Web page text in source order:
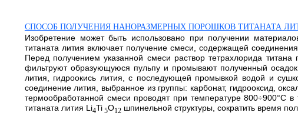
СПОСОБ ПОЛУЧЕНИЯ НАНОРАЗМЕРНЫХ ПОРОШКОВ ТИТАНАТА
Изобретение может быть использовано при получении
титаната лития включает получение смеси, содержащей
Перед получением указанной смеси раствор тетрахлорида
фильтруют образующуюся пульпу и промывают полученный
лития, гидроокись лития, с последующей промывкой водой и
соединение лития, выбранное из группы: карбонат, гидрооксид,
термообработанной смеси проводят при температуре 800÷900°C
титаната лития Li4Ti5O12шпинельной структуры, сократить время